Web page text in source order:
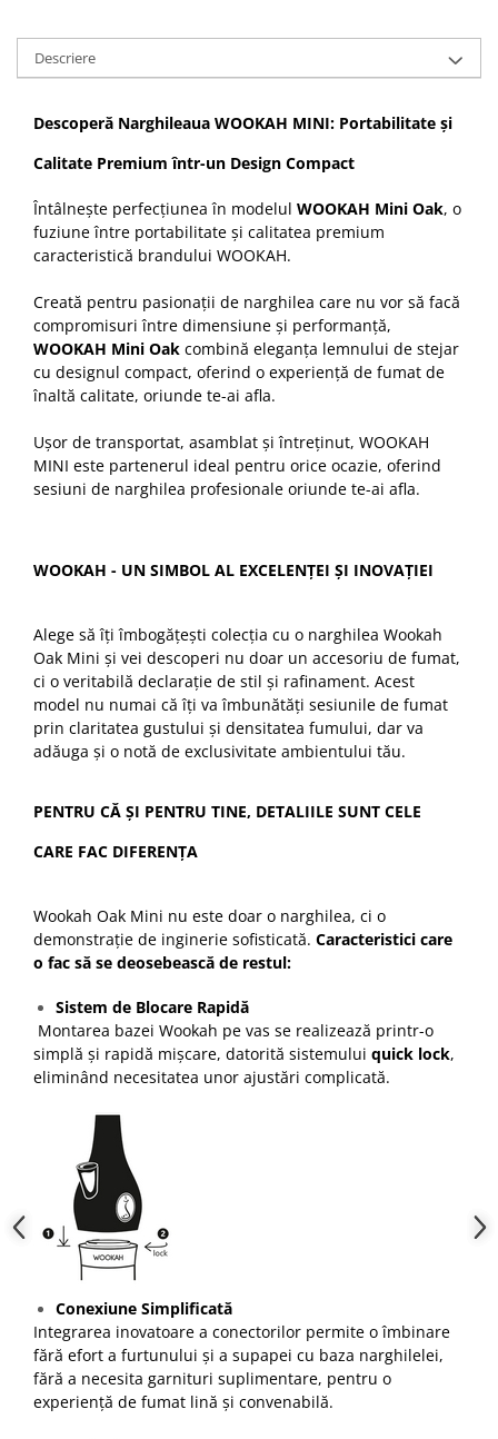
Descriere
Descoperă Narghileaua WOOKAH MINI: Portabilitate și
Calitate Premium într-un Design Compact
Întâlnește perfecțiunea în modelul WOOKAH Mini Oak, o
fuziune între portabilitate și calitatea premium
caracteristică brandului WOOKAH.
Creată pentru pasionații de narghilea care nu vor să facă
compromisuri între dimensiune și performanță,
WOOKAH Mini Oak combină eleganța lemnului de stejar
cu designul compact, oferind o experiență de fumat de
înaltă calitate, oriunde te-ai afla.
Ușor de transportat, asamblat și întreținut, WOOKAH
MINI este partenerul ideal pentru orice ocazie, oferind
sesiuni de narghilea profesionale oriunde te-ai afla.
WOOKAH - UN SIMBOL AL EXCELENȚEI ȘI INOVAȚIEI
Alege să îți îmbogățești colecția cu o narghilea Wookah
Oak Mini și vei descoperi nu doar un accesoriu de fumat,
ci o veritabilă declarație de stil și rafinament. Acest
model nu numai că îți va îmbunătăți sesiunile de fumat
prin claritatea gustului și densitatea fumului, dar va
adăuga și o notă de exclusivitate ambientului tău.
PENTRU CĂ ȘI PENTRU TINE, DETALIILE SUNT CELE
CARE FAC DIFERENȚA
Wookah Oak Mini nu este doar o narghilea, ci o
demonstrație de inginerie sofisticată. Caracteristici care
o fac să se deosebească de restul:
Sistem de Blocare Rapidă
Montarea bazei Wookah pe vas se realizează printr-o
simplă și rapidă mișcare, datorită sistemului quick lock,
eliminând necesitatea unor ajustări complicată.
Conexiune Simplificată
Integrarea inovatoare a conectorilor permite o îmbinare
fără efort a furtunului și a supapei cu baza narghilelei,
fără a necesita garnituri suplimentare, pentru o
experiență de fumat lină și convenabilă.